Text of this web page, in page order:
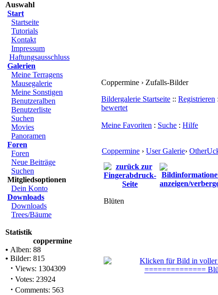
Auswahl
Start
Startseite
Tutorials
Kontakt
Impressum
Haftungsausschluss
Galerien
Meine Terragens
Mausegalerie
Meine Sonstigen
Benutzeralben
Benutzerliste
Suchen
Movies
Panoramen
Foren
Foren
Neue Beiträge
Suchen
Mitgliedsoptionen
Dein Konto
Downloads
Downloads
Trees/Bäume
Statistik
coppermine
• Alben: 88
• Bilder: 815
· Views: 1304309
· Votes: 23924
· Comments: 563
Coppermine › Zufalls-Bilder
Bildergalerie Startseite :: Registrieren
bewertet
Meine Favoriten : Suche : Hilfe
Coppermine › User Galerie›
Blüten